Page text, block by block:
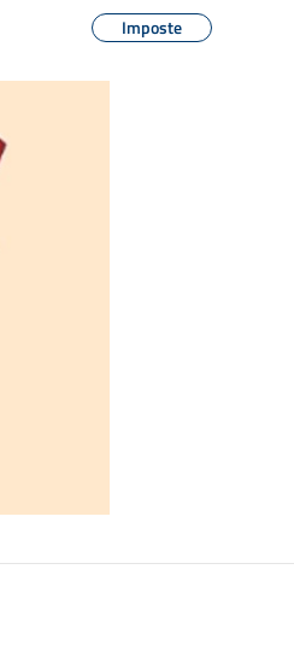
Imposte